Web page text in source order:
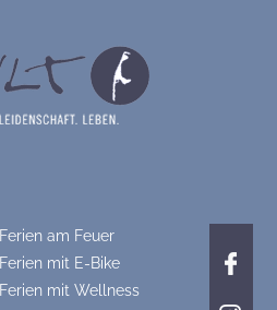
Ferien am Feuer
Ferien mit E-Bike
Ferien mit Wellness